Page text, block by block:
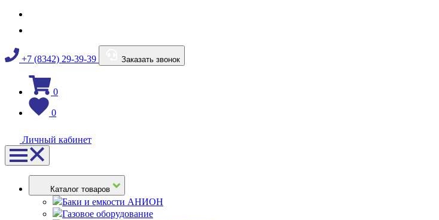
+7 (8342) 29-39-39 Заказать звонок
0
0
Личный кабинет
Каталог товаров
Баки и емкости АНИОН
Газовое оборудование